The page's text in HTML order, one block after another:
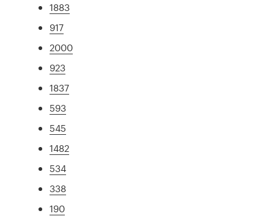
1883
917
2000
923
1837
593
545
1482
534
338
190